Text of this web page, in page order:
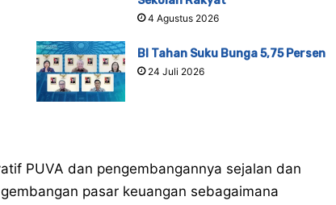
4 Agustus 2026
BI Tahan Suku Bunga 5,75 Persen
24 Juli 2026
PUVA dan pengembangannya sejalan dan
pasar keuangan sebagaimana